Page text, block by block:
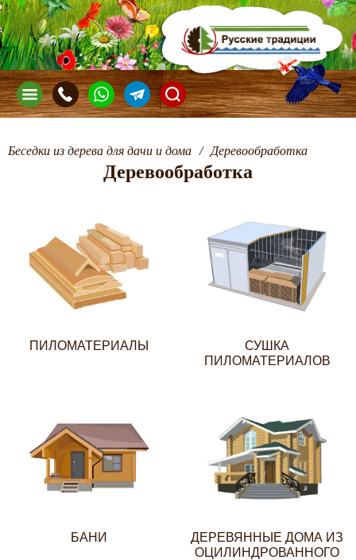
Беседки из дерева для дачи и дома / Деревообработка
Деревообработка
ПИЛОМАТЕРИАЛЫ
СУШКА
ПИЛОМАТЕРИАЛОВ
БАНИ
ДЕРЕВЯННЫЕ ДОМА ИЗ
ОЦИЛИНДРОВАННОГО